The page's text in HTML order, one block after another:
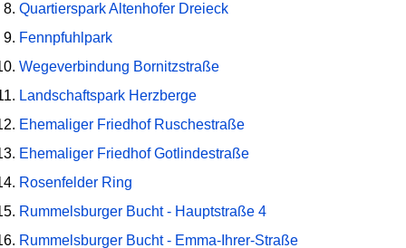
Quartierspark Altenhofer Dreieck
Fennpfuhlpark
Wegeverbindung Bornitzstraße
Landschaftspark Herzberge
Ehemaliger Friedhof Ruschestraße
Ehemaliger Friedhof Gotlindestraße
Rosenfelder Ring
Rummelsburger Bucht - Hauptstraße 4
Rummelsburger Bucht - Emma-Ihrer-Straße